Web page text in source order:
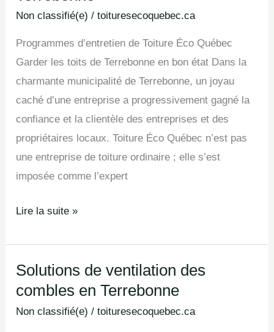
Non classifié(e) /toituresecoquebec.ca
Programmes d’entretien de Toiture Éco Québec
Garder les toits de Terrebonne en bon état Dans la
charmante municipalité de Terrebonne, un joyau
caché d’une entreprise a progressivement gagné la
confiance et la clientèle des entreprises et des
propriétaires locaux. Toiture Éco Québec n’est pas
une entreprise de toiture ordinaire ; elle s’est
imposée comme l’expert
en
Lire la suite »
Solutions de ventilation des
combles en Terrebonne
Non classifié(e) /toituresecoquebec.ca
Solutions
de
ventilation